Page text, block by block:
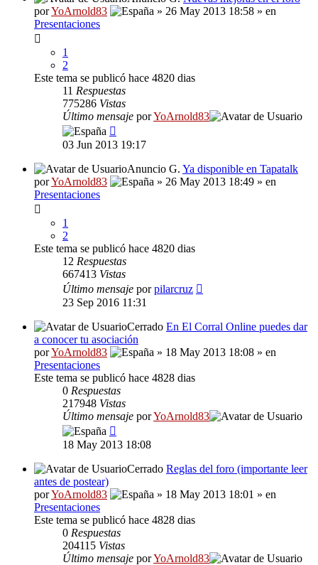
porYoArnold83
» 26 May 2013 18:58 » en
Presentaciones
1
2
Este tema se publicó hace 4820 dias
11 Respuestas
775286 Vistas
Último mensaje porYoArnold83
03 Jun 2013 19:17
Anuncio G. Ya disponible en Tapatalk
porYoArnold83
» 26 May 2013 18:49 » en
Presentaciones
1
2
Este tema se publicó hace 4820 dias
12 Respuestas
667413 Vistas
Último mensaje porpilarcruz
23 Sep 2016 11:31
Cerrado En El Corral Online puedes dar
a conocer tu asociación
porYoArnold83
» 18 May 2013 18:08 » en
Presentaciones
Este tema se publicó hace 4828 dias
0 Respuestas
217948 Vistas
Último mensaje porYoArnold83
18 May 2013 18:08
Cerrado Reglas del foro (importante leer
antes de postear)
porYoArnold83
» 18 May 2013 18:01 » en
Presentaciones
Este tema se publicó hace 4828 dias
0 Respuestas
204115 Vistas
Último mensaje porYoArnold83